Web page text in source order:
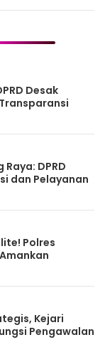
Desak
DPRD
dan Pelayanan
Polres
Kejari
Pengawalan